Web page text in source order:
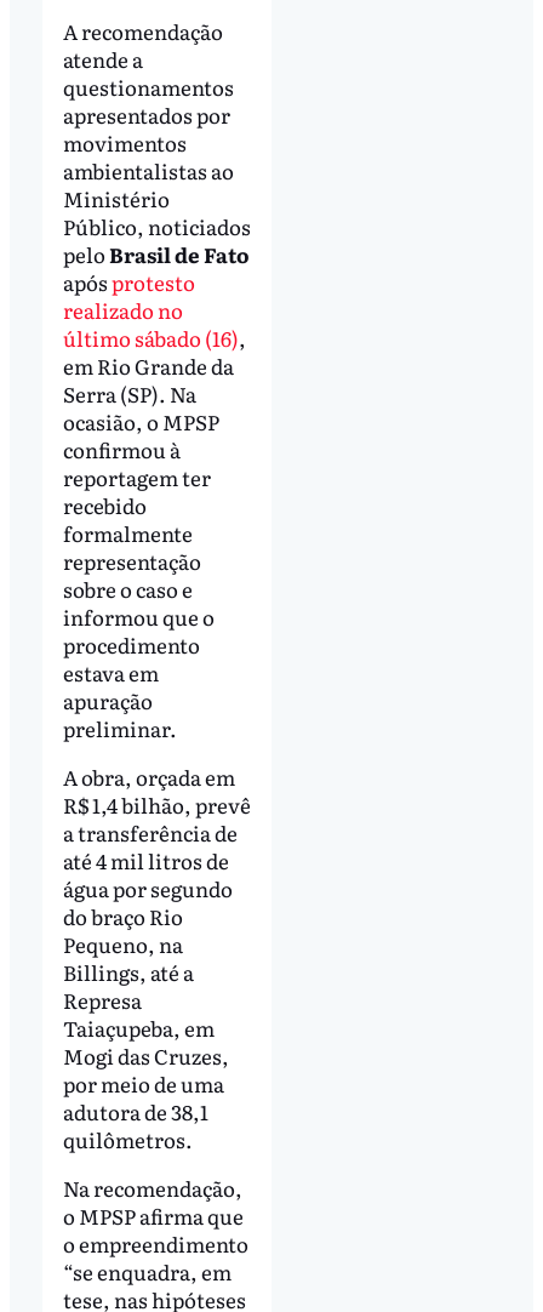
A recomendação
atende a
questionamentos
apresentados por
movimentos
ambientalistas ao
Ministério
Público, noticiados
peloBrasil de Fato
apósprotesto
realizado no
último sábado (16),
em Rio Grande da
Serra (SP). Na
ocasião, o MPSP
confirmou à
reportagem ter
recebido
formalmente
representação
sobre o caso e
informou que o
procedimento
estava em
apuração
preliminar.
A obra, orçada em
R$ 1,4 bilhão, prevê
a transferência de
até 4 mil litros de
água por segundo
do braço Rio
Pequeno, na
Billings, até a
Represa
Taiaçupeba, em
Mogi das Cruzes,
por meio de uma
adutora de 38,1
quilômetros.
Na recomendação,
o MPSP afirma que
o empreendimento
“se enquadra, em
tese, nas hipóteses